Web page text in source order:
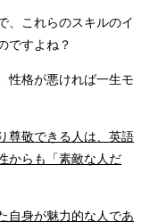
、これらのスキルのイ
ですよね？
性格が悪ければ一生モ
尊敬できる人は、英語
からも「素敵な人だ
自身が魅力的な人であ